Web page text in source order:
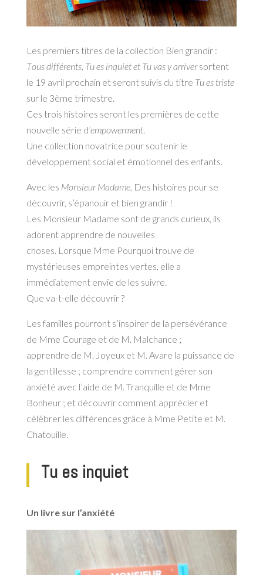
Les premiers titres de la collection Bien grandir :
Tous différents, Tu es inquietet Tu vas y arriversortent
le 19 avril prochain et seront suivis du titre Tu es triste
sur le 3ème trimestre.
Ces trois histoires seront les premières de cette
nouvelle série d’empowerment.
Une collection novatrice pour soutenir le
développement social et émotionnel des enfants.
Avec les Monsieur Madame, Des histoires pour se
découvrir, s’épanouir et bien grandir !
Les Monsieur Madame sont de grands curieux, ils
adorent apprendre de nouvelles
choses. Lorsque Mme Pourquoi trouve de
mystérieuses empreintes vertes, elle a
immédiatement envie de les suivre.
Que va-t-elle découvrir ?
Les familles pourront s’inspirer de la persévérance
de Mme Courage et de M. Malchance ;
apprendre de M. Joyeux et M. Avare la puissance de
la gentillesse ; comprendre comment gérer son
anxiété avec l’aide de M. Tranquille et de Mme
Bonheur ; et découvrir comment apprécier et
célébrer les différences grâce à Mme Petite et M.
Chatouille.
Tu es inquiet
Un livre sur l’anxiété